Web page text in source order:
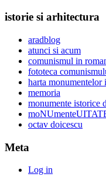
istorie si arhitectura
aradblog
atunci si acum
comunismul in
fototeca
harta monumentelor
memoria
monumente istorice
octav doicescu
Meta
Log in